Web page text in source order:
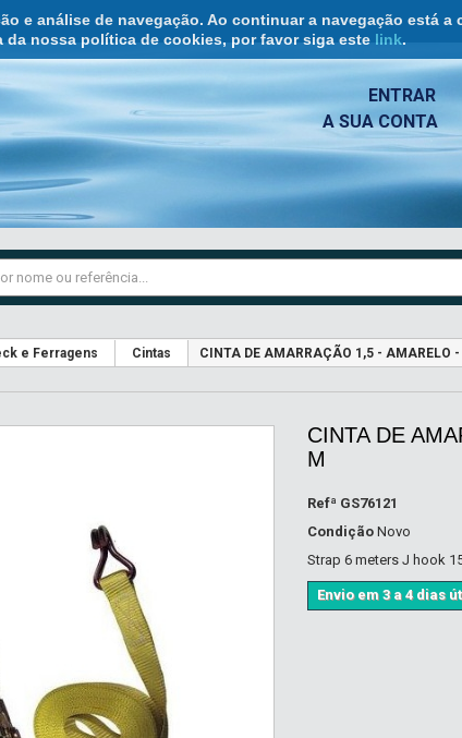
e análise de navegação. Ao continuar a navegação está
da nossa política de cookies, por favor siga este link.
ENTRAR
A SUA CONTA
e Ferragens Cintas CINTA DE AMARRAÇÃO 1,5 - AMARELO -
CINTA DE
M
Refª GS76121
Condição Novo
Strap 6 meters J hook
Envio em 3 a 4 dias